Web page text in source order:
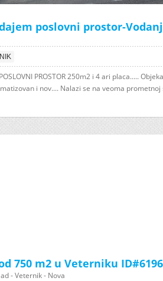
poslovni prostor-Vodanj
POSLOVNI PROSTOR 250m2 i 4 ari placa.....
i nov.... Nalazi se na veoma
750 m2 u Veterniku ID#6196
- Veternik - Nova